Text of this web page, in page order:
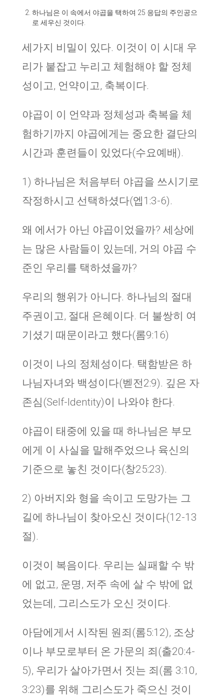
하나님은 이 속에서 야곱을 택하여 25 응답의 주인공으
로 세우신 것이다.
세가지 비밀이 있다. 이것이 이 시대 우
리가 붙잡고 누리고 체험해야 할 정체
성이고, 언약이고, 축복이다.
야곱이 이 언약과 정체성과 축복을 체
험하기까지 야곱에게는 중요한 결단의
시간과 훈련들이 있었다(수요예배).
1) 하나님은 처음부터 야곱을 쓰시기로
작정하시고 선택하셨다(엡1:3-6).
왜 에서가 아닌 야곱이었을까? 세상에
는 많은 사람들이 있는데, 거의 야곱 수
준인 우리를 택하셨을까?
우리의 행위가 아니다. 하나님의 절대
주권이고, 절대 은혜이다. 더 불쌍히 여
기셨기 때문이라고 했다(롬9:16)
이것이 나의 정체성이다. 택함받은 하
나님자녀와 백성이다(벧전2:9). 깊은 자
존심(Self-Identity)이 나와야 한다.
야곱이 태중에 있을 때 하나님은 부모
에게 이 사실을 말해주었으나 육신의
기준으로 놓친 것이다(창25:23).
2) 아버지와 형을 속이고 도망가는 그
길에 하나님이 찾아오신 것이다(12-13
절).
이것이 복음이다. 우리는 실패할 수 밖
에 없고, 운명, 저주 속에 살 수 밖에 없
었는데, 그리스도가 오신 것이다.
아담에게서 시작된 원죄(롬5:12), 조상
이나 부모로부터 온 가문의 죄(출20:4-
5), 우리가 살아가면서 짓는 죄(롬 3:10,
3:23)를 위해 그리스도가 죽으신 것이